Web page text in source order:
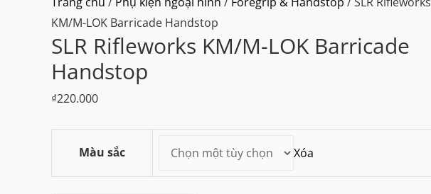
KM/M-LOK Barricade Handstop
SLR Rifleworks KM/M-LOK Barricade
Handstop
₫220.000
Màu sắc Xóa